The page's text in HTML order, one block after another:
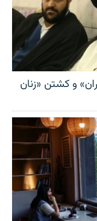
و کشتن «زنان